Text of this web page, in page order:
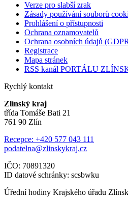
Verze pro slabší zrak
Zásady používání souborů
Prohlášení o přístupnosti
Ochrana oznamovatelů
Ochrana osobních údajů
Registrace
Mapa stránek
RSS kanál PORTÁLU
Rychlý kontakt
Zlínský kraj
třída Tomáše Bati 21
761 90 Zlín
Recepce: +420 577 043 111
podatelna@zlinskykraj.cz
IČO: 70891320
ID datové schránky: scsbwku
Úřední hodiny Krajského úřadu